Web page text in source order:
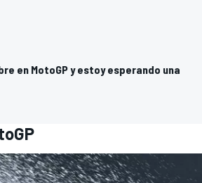
en MotoGP y estoy esperando una